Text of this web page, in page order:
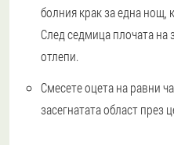
болния крак за една нощ,
След седмица плочата на
отлепи.
Смесете оцета на равни
засегнатата област през